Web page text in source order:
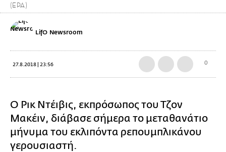
(EPA)
LifO Newsroom
27.8.2018 | 23:56 0
Ο Ρικ Ντέιβις, εκπρόσωπος του Τζον
Μακέιν, διάβασε σήμερα το μεταθανάτιο
μήνυμα του εκλιπόντα ρεπουμπλικάνου
γερουσιαστή.